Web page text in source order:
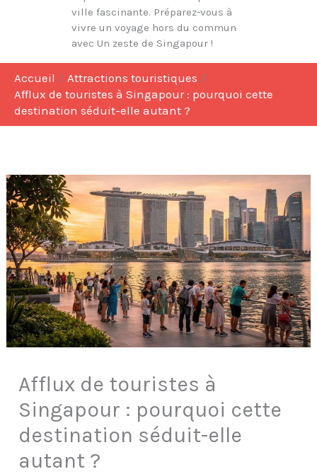
ville fascinante. Préparez-vous à
vivre un voyage hors du commun
avec Un zeste de Singapour !
Accueil
Attractions touristiques
Afflux de touristes à Singapour : pourquoi cette
destination séduit-elle autant ?
Afflux de touristes à
Singapour : pourquoi cette
destination séduit-elle
autant ?